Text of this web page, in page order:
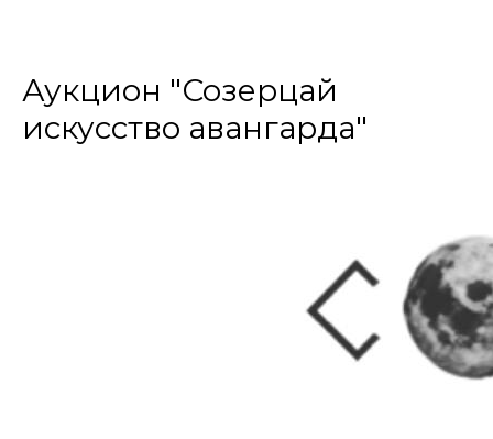
Аукцион "Созерцай
искусство авангарда"